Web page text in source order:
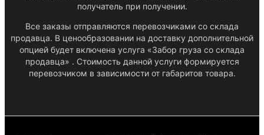
получатель при получении.
Все заказы отправляются перевозчиками со склада
продавца. В ценообразовании на доставку дополнительной
опцией будет включена услуга «Забор груза со склада
продавца» . Стоимость данной услуги формируется
перевозчиком в зависимости от габаритов товара.